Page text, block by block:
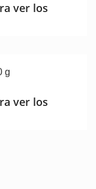
ver los
g
ver los